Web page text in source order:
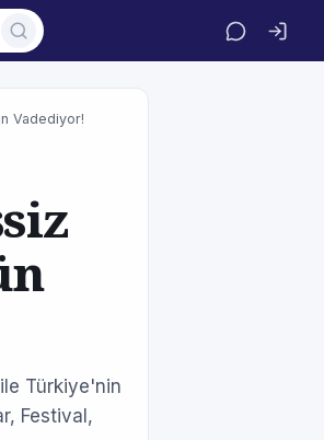
Vadediyor!
Türkiye'nin
Festival,